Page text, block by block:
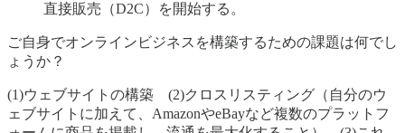
直接販売（D2C）を開始する。
ご自身でオンラインビジネスを構築するための課題は何でし
ょうか？
(1)ウェブサイトの構築 (2)クロスリスティング（自分のウ
ェブサイトに加えて、AmazonやeBayなど複数のプラットフ